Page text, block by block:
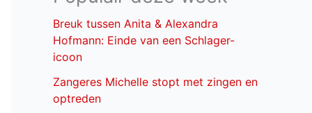
Breuk tussen Anita & Alexandra
Hofmann: Einde van een Schlager-
icoon
Zangeres Michelle stopt met zingen en
optreden